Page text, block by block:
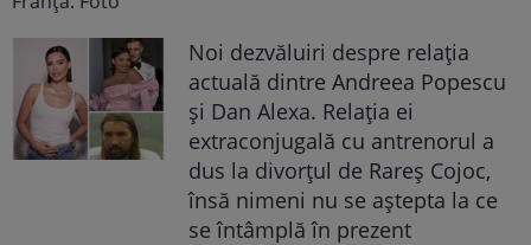
Noi dezvăluiri despre relația
actuală dintre Andreea Popescu
și Dan Alexa. Relația ei
extraconjugală cu antrenorul a
dus la divorțul de Rareș Cojoc,
însă nimeni nu se aștepta la ce
se întâmplă în prezent